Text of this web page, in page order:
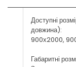
Доступні
довжина):
900х2000,
Габаритні